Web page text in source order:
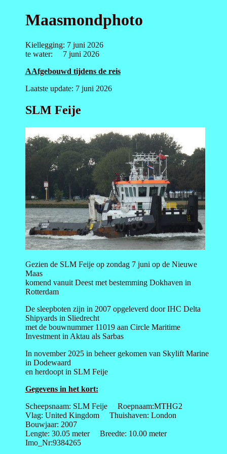
Maasmondphoto
Kiellegging: 7 juni 2026
te water: 7 juni 2026
AAfgebouwd tijdens de reis
Laatste update: 7 juni 2026
SLM Feije
Gezien de SLM Feije op zondag 7 juni op de Nieuwe
Maas
komend vanuit Deest met bestemming Dokhaven in
Rotterdam
De sleepboten zijn in 2007 opgeleverd door IHC Delta
Shipyards in Sliedrecht
met de bouwnummer 11019 aan Circle Maritime
Investment in Aktau als Sarbas
In november 2025 in beheer gekomen van Skylift Marine
in Dodewaard
en herdoopt in SLM Feije
Gegevens in het kort:
Scheepsnaam: SLM Feije Roepnaam:MTHG2
Vlag: United Kingdom Thuishaven: London
Bouwjaar: 2007
Lengte: 30.05 meter Breedte: 10.00 meter
Imo_Nr:9384265